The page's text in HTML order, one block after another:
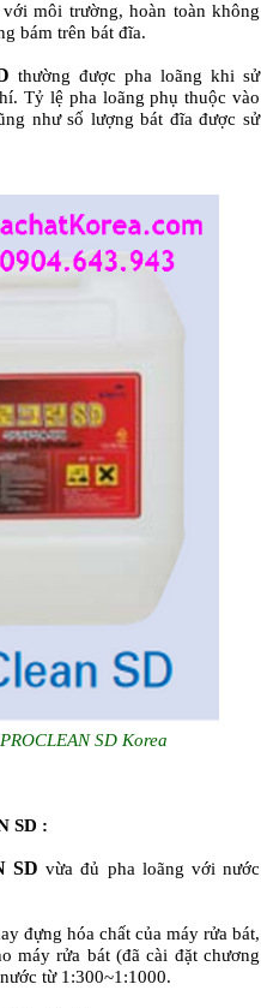
môi trường, hoàn toàn không
bám trên bát đĩa.
thường được pha loãng khi sử
Tỷ lệ pha loãng phụ thuộc vào
như số lượng bát đĩa được sử
PROCLEAN SD Korea
SD :
SDvừa đủ pha loãng với nước
đựng hóa chất của máy rửa bát,
máy rửa bát (đã cài đặt chương
từ 1:300~1:1000.